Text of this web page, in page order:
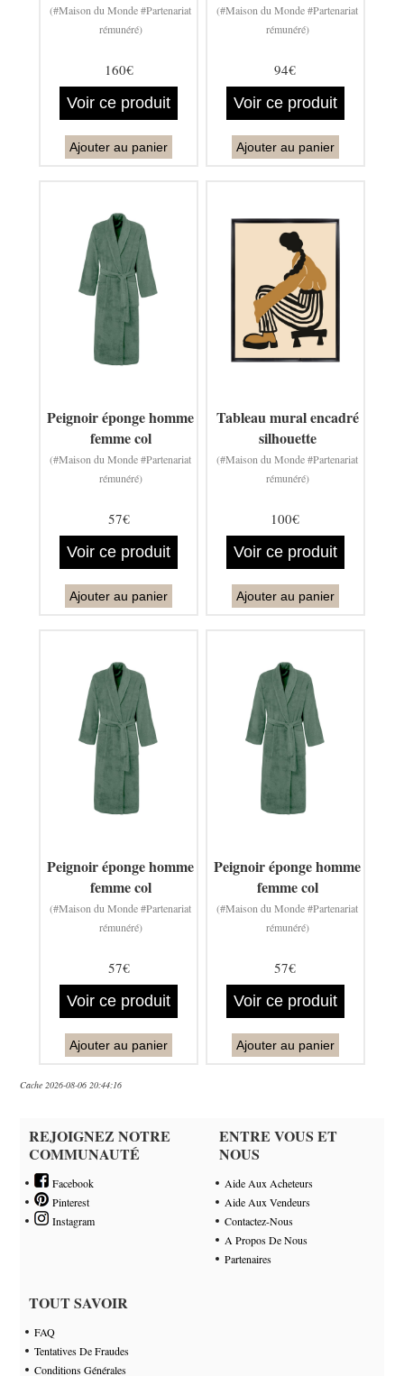
(#Maison du Monde #Partenariat
rémunéré)
160€
Voir ce produit
Ajouter au panier
(#Maison du Monde #Partenariat
rémunéré)
94€
Voir ce produit
Ajouter au panier
Peignoir éponge homme
femme col
(#Maison du Monde #Partenariat
rémunéré)
57€
Voir ce produit
Ajouter au panier
Tableau mural encadré
silhouette
(#Maison du Monde #Partenariat
rémunéré)
100€
Voir ce produit
Ajouter au panier
Peignoir éponge homme
femme col
(#Maison du Monde #Partenariat
rémunéré)
57€
Voir ce produit
Ajouter au panier
Peignoir éponge homme
femme col
(#Maison du Monde #Partenariat
rémunéré)
57€
Voir ce produit
Ajouter au panier
Cache 2026-08-06 20:44:16
REJOIGNEZ NOTRE
COMMUNAUTÉ
Facebook
Pinterest
Instagram
ENTRE VOUS ET
NOUS
Aide Aux Acheteurs
Aide Aux Vendeurs
Contactez-Nous
A Propos De Nous
Partenaires
TOUT SAVOIR
FAQ
Tentatives De Fraudes
Conditions Générales